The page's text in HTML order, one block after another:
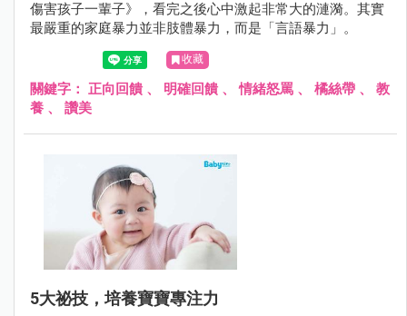
傷害孩子一輩子》，看完之後心中激起非常大的漣漪。其實
最嚴重的家庭暴力並非肢體暴力，而是「言語暴力」。
收藏
關鍵字： 正向回饋、 明確回饋、情緒怒罵 、 橘絲帶 、 教
養 、 讚美
5大祕技，培養寶寶專注力